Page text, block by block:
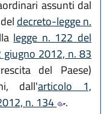
assunti dal
decreto-legge n.
legge n. 122 del
2012, n. 83
del Paese)
dall'articolo 1,
n. 134
.